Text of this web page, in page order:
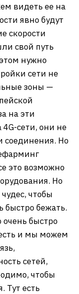
видеть ее на
явно будут
скорости
свой путь
нужно
сети не
зоны —
на эти
сети, они не
соединения. Но
это возможно
Но
чтобы
быстро бежать.
быстро
и мы можем
сетей,
чтобы
Тут есть